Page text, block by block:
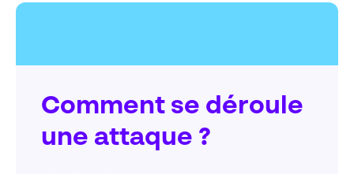
Comment se déroule
une attaque ?